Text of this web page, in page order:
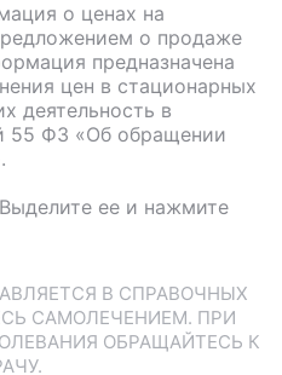
о ценах на
о продаже
предназначена
цен в стационарных
деятельность в
55 ФЗ «Об обращении
ее и нажмите
В СПРАВОЧНЫХ
САМОЛЕЧЕНИЕМ. ПРИ
ОБРАЩАЙТЕСЬ К